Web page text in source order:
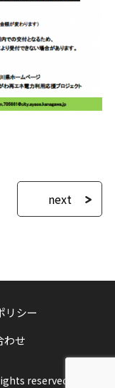
next
リシー
わせ
reserved...